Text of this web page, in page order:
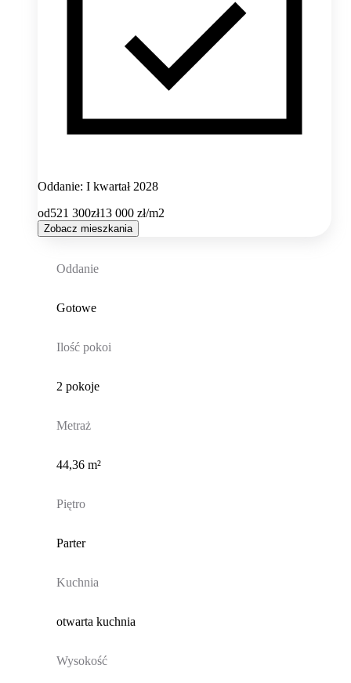
Oddanie: I kwartał 2028
od521 300zł13 000 zł/m2
Zobacz mieszkania
Oddanie
Gotowe
Ilość pokoi
2 pokoje
Metraż
44,36 m²
Piętro
Parter
Kuchnia
otwarta kuchnia
Wysokość